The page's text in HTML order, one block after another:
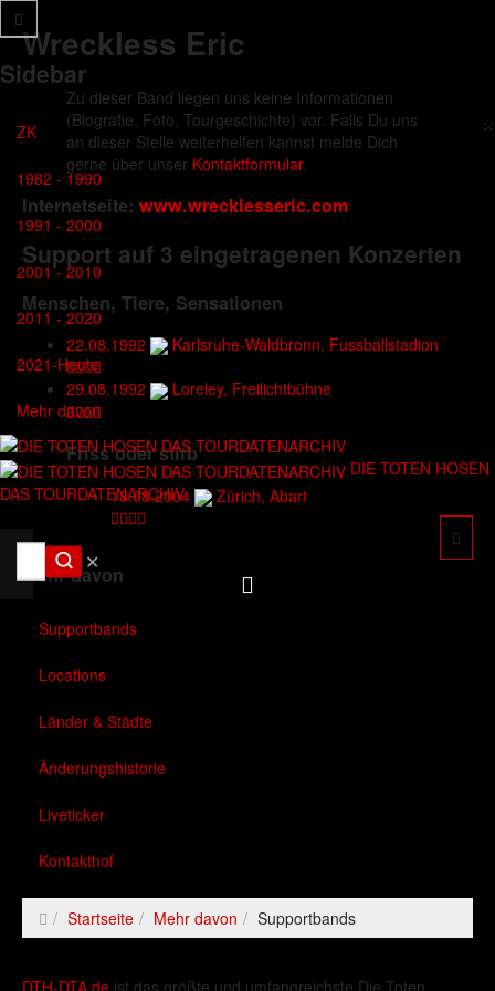
Sidebar
×
ZK
1982 - 1990
1991 - 2000
2001 - 2010
2011 - 2020
2021-Heute
Mehr davon
DIE TOTEN HOSEN
DAS TOURDATENARCHIV
✕
Wreckless Eric
Zu dieser Band liegen uns keine Informationen
(Biografie, Foto, Tourgeschichte) vor. Falls Du uns
an dieser Stelle weiterhelfen kannst melde Dich
gerne über unser Kontaktformular.
Internetseite: www.wrecklesseric.com
Support auf 3 eingetragenen Konzerten
Menschen, Tiere, Sensationen
22.08.1992 Karlsruhe-Waldbronn, Fussballstadion
29.08.1992 Loreley, Freilichtbühne
Friss oder stirb
18.08.2004 Zürich, Abart
Mehr davon
Supportbands
Locations
Länder & Städte
Änderungshistorie
Liveticker
Kontakthof
Startseite Mehr davon Supportbands
DTH-DTA.de ist das größte und umfangreichste Die Toten